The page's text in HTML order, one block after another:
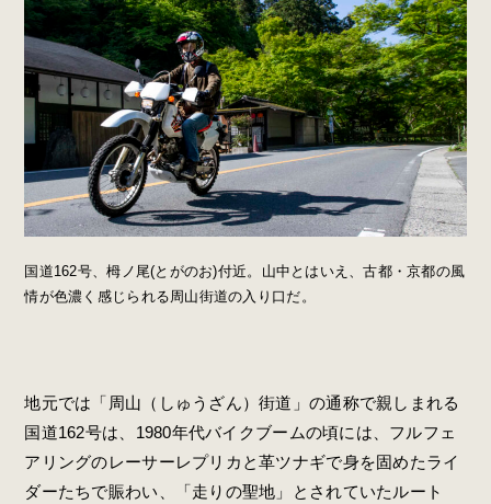
国道162号、栂ノ尾(とがのお)付近。山中とはいえ、古都・京都の風
情が色濃く感じられる周山街道の入り口だ。
地元では「周山（しゅうざん）街道」の通称で親しまれる
国道162号は、1980年代バイクブームの頃には、フルフェ
アリングのレーサーレプリカと革ツナギで身を固めたライ
ダーたちで賑わい、「走りの聖地」とされていたルート